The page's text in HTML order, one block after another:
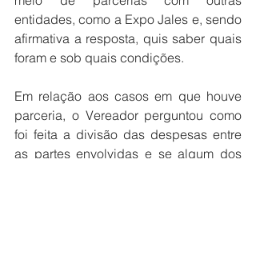
entidades, como a Expo Jales e, sendo
afirmativa a resposta, quis saber quais
foram e sob quais condições.
Em relação aos casos em que houve
parceria, o Vereador perguntou como
foi feita a divisão das despesas entre
as partes envolvidas e se algum dos